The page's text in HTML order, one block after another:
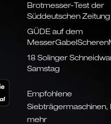
Brotmesser-Test der
Süddeutschen Zeitung
GÜDE auf dem
18 Solinger
Samstag
Empfohlene
Siebträgermaschinen,
mehr